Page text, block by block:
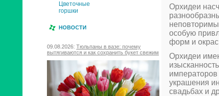
Цветочные
горшки
НОВОСТИ
09.08.2026: Тюльпаны в вазе: почему
вытягиваются и как сохранить букет свежим
Орхидеи
особую
форм и
Орхидеи
императоров
украшения
свадьбах и